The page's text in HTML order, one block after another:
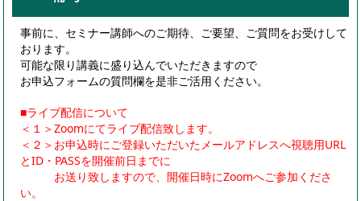
事前に、セミナー講師へのご期待、ご要望、ご質問をお受けして
おります。
可能な限り講義に盛り込んでいただきますので
お申込フォームの質問欄を是非ご活用ください。
■ライブ配信について
＜１＞Zoomにてライブ配信致します。
＜２＞お申込時にご登録いただいたメールアドレスへ視聴用URL
とID・PASSを開催前日までに
お送り致しますので、開催日時にZoomへご参加くださ
い。